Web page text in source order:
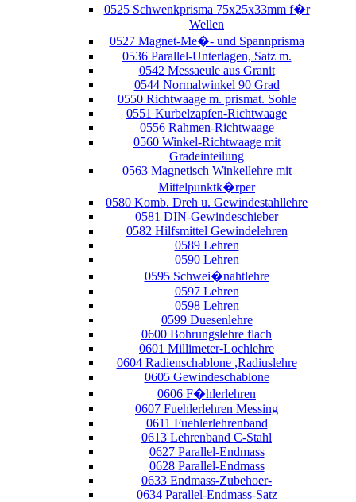
0525 Schwenkprisma 75x25x33mm f�r
Wellen
0527 Magnet-Me�- und Spannprisma
0536 Parallel-Unterlagen, Satz m.
0542 Messaeule aus Granit
0544 Normalwinkel 90 Grad
0550 Richtwaage m. prismat. Sohle
0551 Kurbelzapfen-Richtwaage
0556 Rahmen-Richtwaage
0560 Winkel-Richtwaage mit
Gradeinteilung
0563 Magnetisch Winkellehre mit
Mittelpunktk�rper
0580 Komb. Dreh u. Gewindestahllehre
0581 DIN-Gewindeschieber
0582 Hilfsmittel Gewindelehren
0589 Lehren
0590 Lehren
0595 Schwei�nahtlehre
0597 Lehren
0598 Lehren
0599 Duesenlehre
0600 Bohrungslehre flach
0601 Millimeter-Lochlehre
0604 Radienschablone ,Radiuslehre
0605 Gewindeschablone
0606 F�hlerlehren
0607 Fuehlerlehren Messing
0611 Fuehlerlehrenband
0613 Lehrenband C-Stahl
0627 Parallel-Endmass
0628 Parallel-Endmass
0633 Endmass-Zubehoer-
0634 Parallel-Endmass-Satz